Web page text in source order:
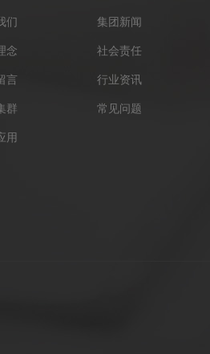
们
念
言
群
用
集团新闻
社会责任
行业资讯
常见问题